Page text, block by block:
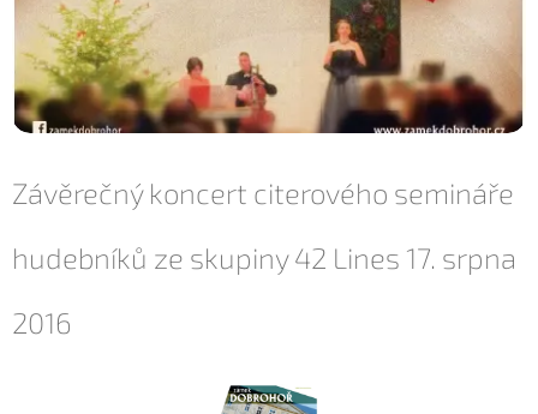
Závěrečný koncert citerového semináře
hudebníků ze skupiny 42 Lines 17. srpna
2016